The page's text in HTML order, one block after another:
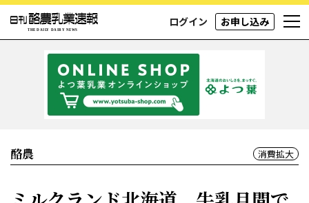
ログイン お申し込み
酪農 消費拡大